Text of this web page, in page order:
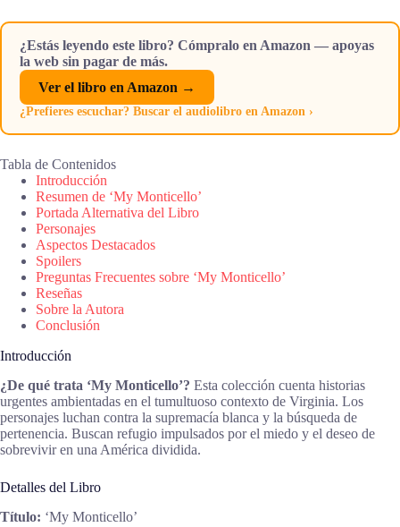
¿Estás leyendo este libro? Cómpralo en Amazon — apoyas
la web sin pagar de más.
Ver el libro en Amazon →
¿Prefieres escuchar? Buscar el audiolibro en Amazon ›
Tabla de Contenidos
Introducción
Resumen de ‘My Monticello’
Portada Alternativa del Libro
Personajes
Aspectos Destacados
Spoilers
Preguntas Frecuentes sobre ‘My Monticello’
Reseñas
Sobre la Autora
Conclusión
Introducción
¿De qué trata ‘My Monticello’? Esta colección cuenta historias
urgentes ambientadas en el tumultuoso contexto de Virginia. Los
personajes luchan contra la supremacía blanca y la búsqueda de
pertenencia. Buscan refugio impulsados por el miedo y el deseo de
sobrevivir en una América dividida.
Detalles del Libro
Título: ‘My Monticello’